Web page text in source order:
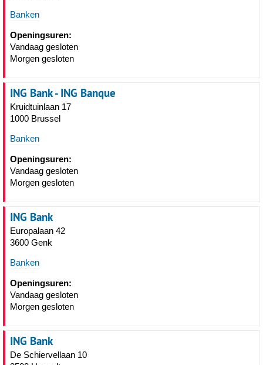
Banken
Openingsuren:
Vandaag gesloten
Morgen gesloten
ING Bank - ING Banque
Kruidtuinlaan 17
1000 Brussel
Banken
Openingsuren:
Vandaag gesloten
Morgen gesloten
ING Bank
Europalaan 42
3600 Genk
Banken
Openingsuren:
Vandaag gesloten
Morgen gesloten
ING Bank
De Schiervellaan 10